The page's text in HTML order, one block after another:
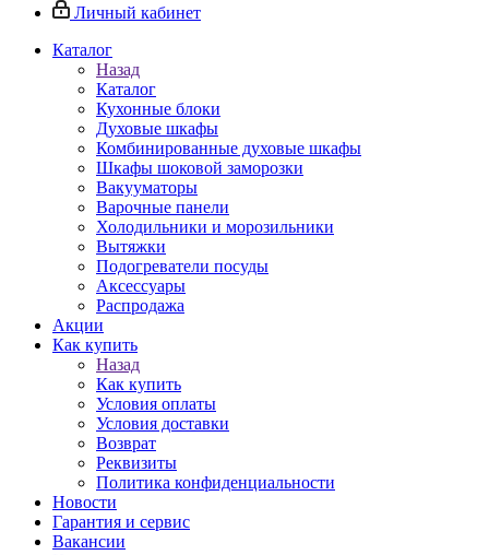
Личный кабинет
Каталог
Назад
Каталог
Кухонные блоки
Духовые шкафы
Комбинированные духовые шкафы
Шкафы шоковой заморозки
Вакууматоры
Варочные панели
Холодильники и морозильники
Вытяжки
Подогреватели посуды
Аксессуары
Распродажа
Акции
Как купить
Назад
Как купить
Условия оплаты
Условия доставки
Возврат
Реквизиты
Политика конфиденциальности
Новости
Гарантия и сервис
Вакансии